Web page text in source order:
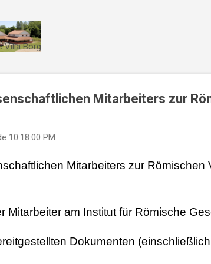
Villa Borg
Mitarbeiters zur
10:18:00 PM
Mitarbeiters zur
Mitarbeiter am Institut für Römische
Dokumenten